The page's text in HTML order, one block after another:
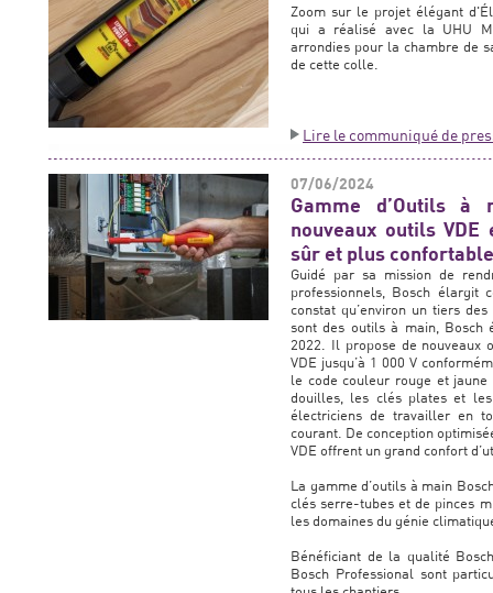
Zoom sur le projet élégant
qui a réalisé avec la UHU
arrondies pour la chambre de
de cette colle.
Lire le communiqué de
07/06/2024
Gamme d’Outils à
nouveaux outils
sûr et plus confortable
Guidé par sa mission de
professionnels, Bosch élargit
constat qu’environ un tiers
sont des outils à main, Bosch
2022. Il propose de nouveaux
VDE jusqu’à 1 000 V
le code couleur rouge et
douilles, les clés plates et
électriciens de travailler en
courant. De conception
VDE offrent un grand confort
La gamme d’outils à main
clés serre-tubes et de pinces
les domaines du génie
Bénéficiant de la qualité
Bosch Professional sont